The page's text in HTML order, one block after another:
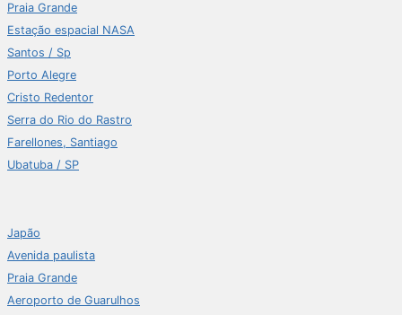
Praia Grande
Estação espacial NASA
Santos / Sp
Porto Alegre
Cristo Redentor
Serra do Rio do Rastro
Farellones, Santiago
Ubatuba / SP
Japão
Avenida paulista
Praia Grande
Aeroporto de Guarulhos